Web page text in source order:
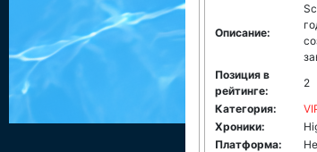
Описание:
Позиция в
рейтинге:
2
Категория:
Хроники:
Платформа: